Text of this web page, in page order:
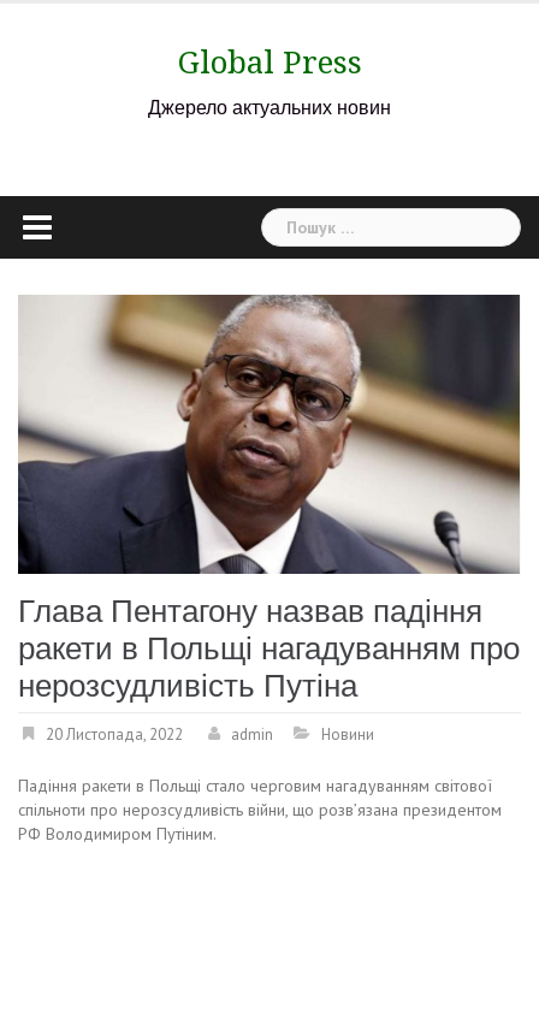
Global Press
Джерело актуальних новин
Пошук:
Глава Пентагону назвав падіння
ракети в Польщі нагадуванням про
нерозсудливість Путіна
20 Листопада, 2022 admin Новини
Падіння ракети в Польщі стало черговим нагадуванням світової
спільноти про нерозсудливість війни, що розв’язана президентом
РФ Володимиром Путіним.